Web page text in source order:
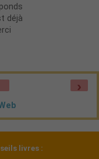
déjà
›
livres :